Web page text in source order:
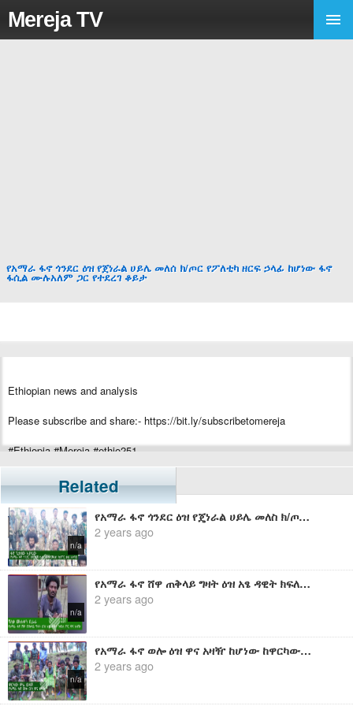
Mereja TV
የአማራ ፋኖ ጎንደር ዕዝ የጀነራል ሀይሌ መለሰ ክ/ጦር የፖለቲካ ዘርፍ ኃላፊ ከሆነው ፋኖ
ፋሲል ሙሉአለም ጋር የተደረገ ቆይታ
Ethiopian news and analysis
Please subscribe and share:- https://bit.ly/subscribetomereja
#Ethiopia #Mereja #ethio251
Related
n/a
የአማራ ፋኖ ጎንደር ዕዝ የጄነራል ሀይሌ መለስ ክ/ጦር ቃል አቀባይ ከሆነው ፋኖ ጌታሰው አያሌው ጋር የተደረገ ቆይታ
2 years ago
n/a
የአማራ ፋኖ ሸዋ ጠቅላይ ግዛት ዕዝ አፄ ዳዊት ክፍለጦር ዋና አዛዥ ከሆነው ሻለቃ ሙሉቀን ቢራራ ጋር የተደረገ ቆይታ
2 years ago
n/a
የአማራ ፋኖ ወሎ ዕዝ ዋና አዛዥ ከሆነው ከዋርካው ምሬ ወዳጆ ጋር በወቅታዊ ጉዳዮች ዙሪያ የተደረገ ቆይታ
2 years ago